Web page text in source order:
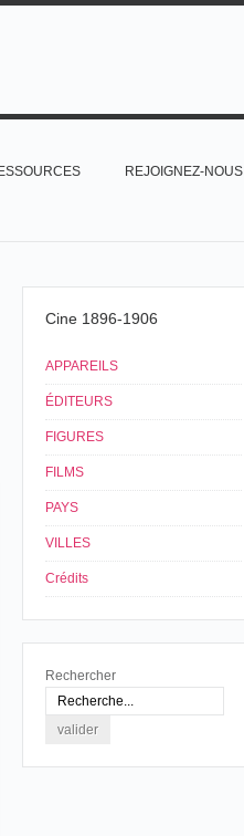
REJOIGNEZ-NOUS
Cine 1896-1906
APPAREILS
ÉDITEURS
FIGURES
FILMS
PAYS
VILLES
Crédits
Rechercher